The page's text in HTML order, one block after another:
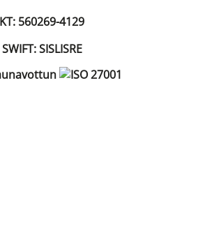
KT: 560269-4129
SWIFT: SISLISRE